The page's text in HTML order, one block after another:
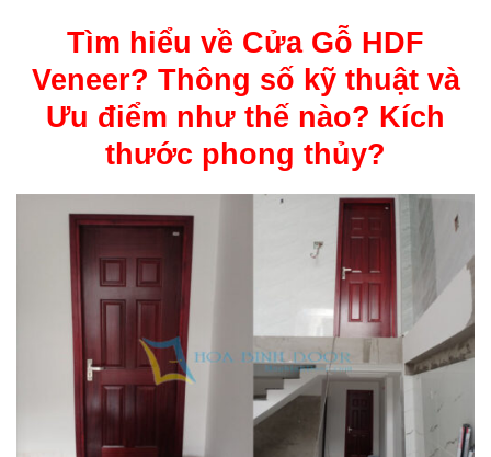
Tìm hiểu về Cửa Gỗ HDF
Veneer? Thông số kỹ thuật và
Ưu điểm như thế nào? Kích
thước phong thủy?